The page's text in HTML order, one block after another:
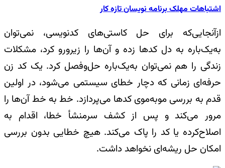
اشتباهات مهلک برنامه نویسان تازه کار
ازآنجایی‌که برای حل کاستی‌های کد‌نویسی، نمی‌توان
به‌یک‌باره به دل کدها زده و آن‌ها را زیرورو کرد، مشکلات
زندگی را هم نمی‌توان به‌یک‌باره حل‌وفصل کرد. یک کد زن
حرفه‌ای زمانی که دچار خطای سیستمی می‌شود، در اولین
قدم به بررسی موبه‌موی کدها می‌پردازد. خط به خط آن‌ها را
مرور می‌کند و پس از کشف سرمنشأ خطا، اقدام به
اصلاح‌کرده یا کد را پاک می‌کند. هیچ خطایی بدون بررسی
امکان حل ریشه‌ای نخواهد داشت.